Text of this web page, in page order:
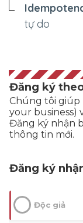
tự do
Đăng ký
Chúng tôi giúp
your business)
Đăng ký nhận
thông tin mới.
Đăng ký
Độc giả